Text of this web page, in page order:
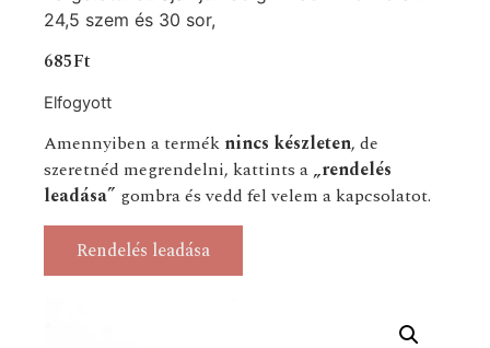
24,5 szem és 30 sor,
685Ft
Elfogyott
Amennyiben a termék nincs készleten, de
szeretnéd megrendelni, kattints a „rendelés
leadása” gombra és vedd fel velem a kapcsolatot.
Rendelés leadása